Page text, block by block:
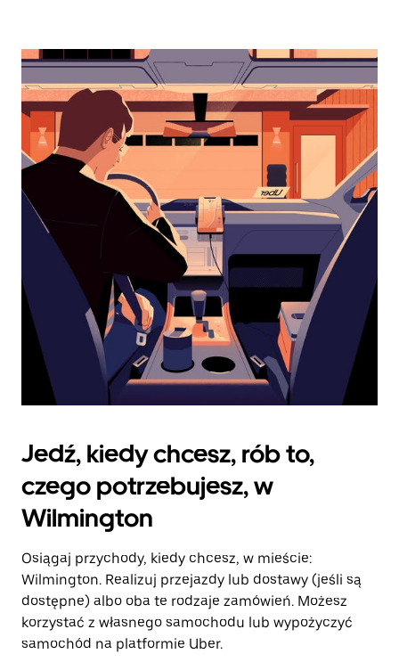
do
i wybrać
datę.
Naciśnij
klawisz
„Escape”,
aby
zamknąć
kalendarz.
Jedź, kiedy chcesz, rób to,
czego potrzebujesz, w
Wilmington
Osiągaj przychody, kiedy chcesz, w mieście:
Wilmington. Realizuj przejazdy lub dostawy (jeśli są
dostępne) albo oba te rodzaje zamówień. Możesz
korzystać z własnego samochodu lub wypożyczyć
samochód na platformie Uber.